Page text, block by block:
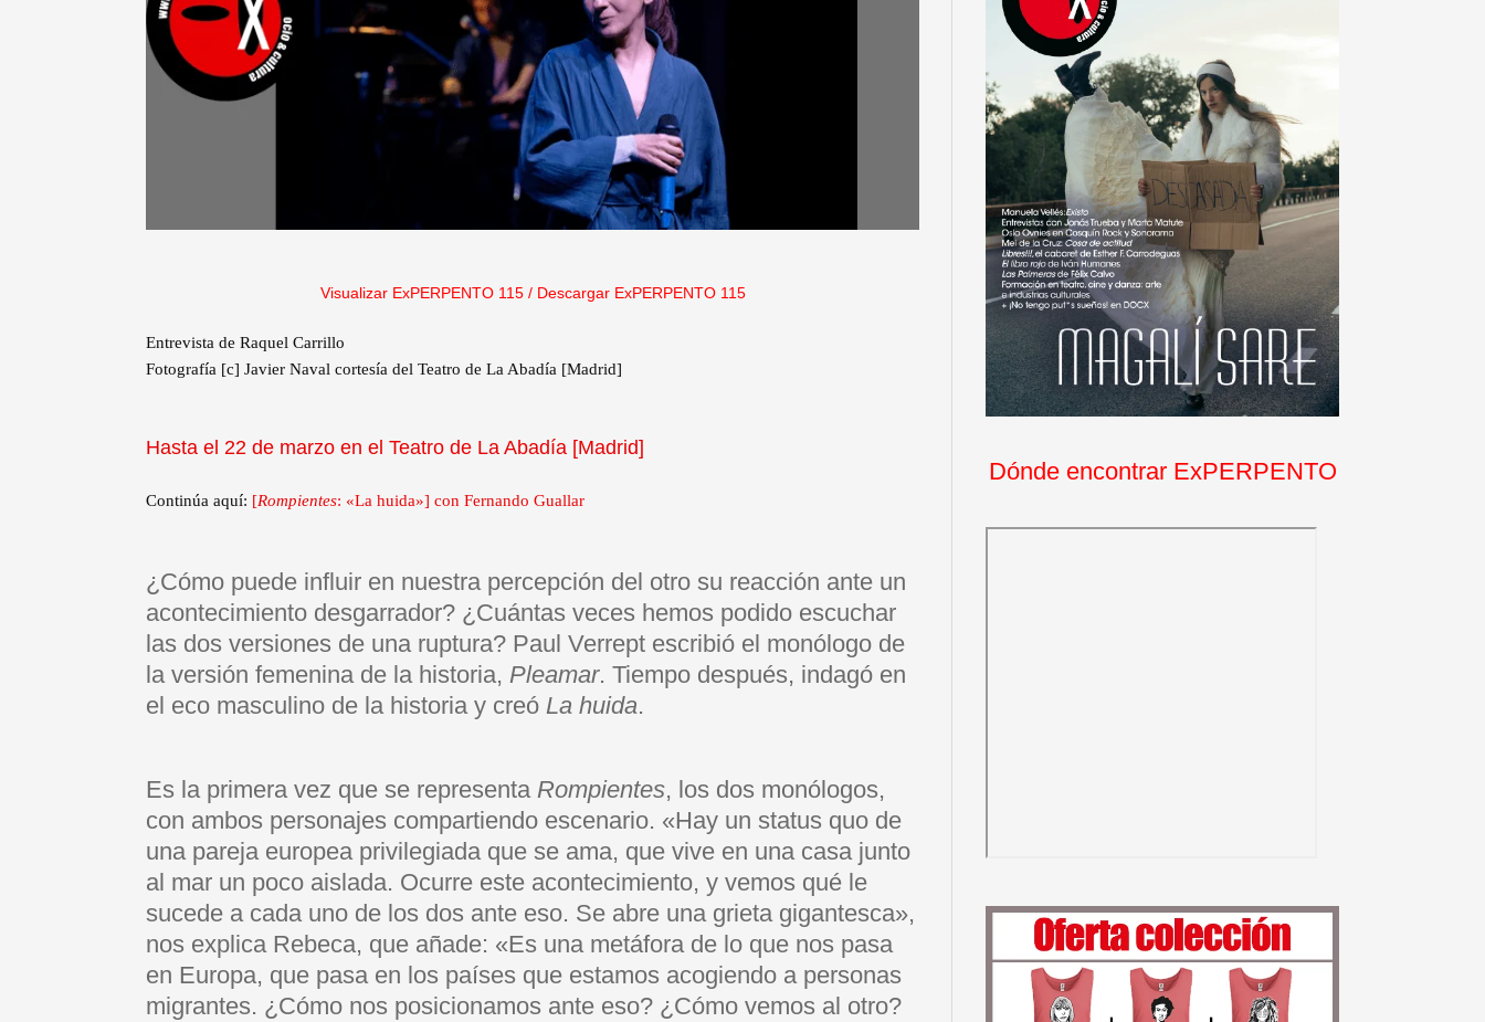
Visualizar ExPERPENTO 115/ Descargar ExPERPENTO 115
Entrevista de Raquel Carrillo
Fotografía [c] Javier Naval cortesía del Teatro de La Abadía [Madrid]
Hasta el 22 de marzo en el Teatro de La Abadía [Madrid]
Continúa aquí: [Rompientes: «La huida»] con Fernando Guallar
¿Cómo puede influir en nuestra percepción del otro su reacción ante un
acontecimiento desgarrador? ¿Cuántas veces hemos podido escuchar
las dos versiones de una ruptura? Paul Verrept escribió el monólogo de
la versión femenina de la historia, Pleamar. Tiempo después, indagó en
el eco masculino de la historia y creó La huida.
Es la primera vez que se representa Rompientes, los dos monólogos,
con ambos personajes compartiendo escenario. «Hay un status quo de
una pareja europea privilegiada que se ama, que vive en una casa junto
al mar un poco aislada. Ocurre este acontecimiento, y vemos qué le
sucede a cada uno de los dos ante eso. Se abre una grieta gigantesca»,
nos explica Rebeca, que añade: «Es una metáfora de lo que nos pasa
en Europa, que pasa en los países que estamos acogiendo a personas
migrantes. ¿Cómo nos posicionamos ante eso? ¿Cómo vemos al otro?
Dónde encontrar ExPERPENTO